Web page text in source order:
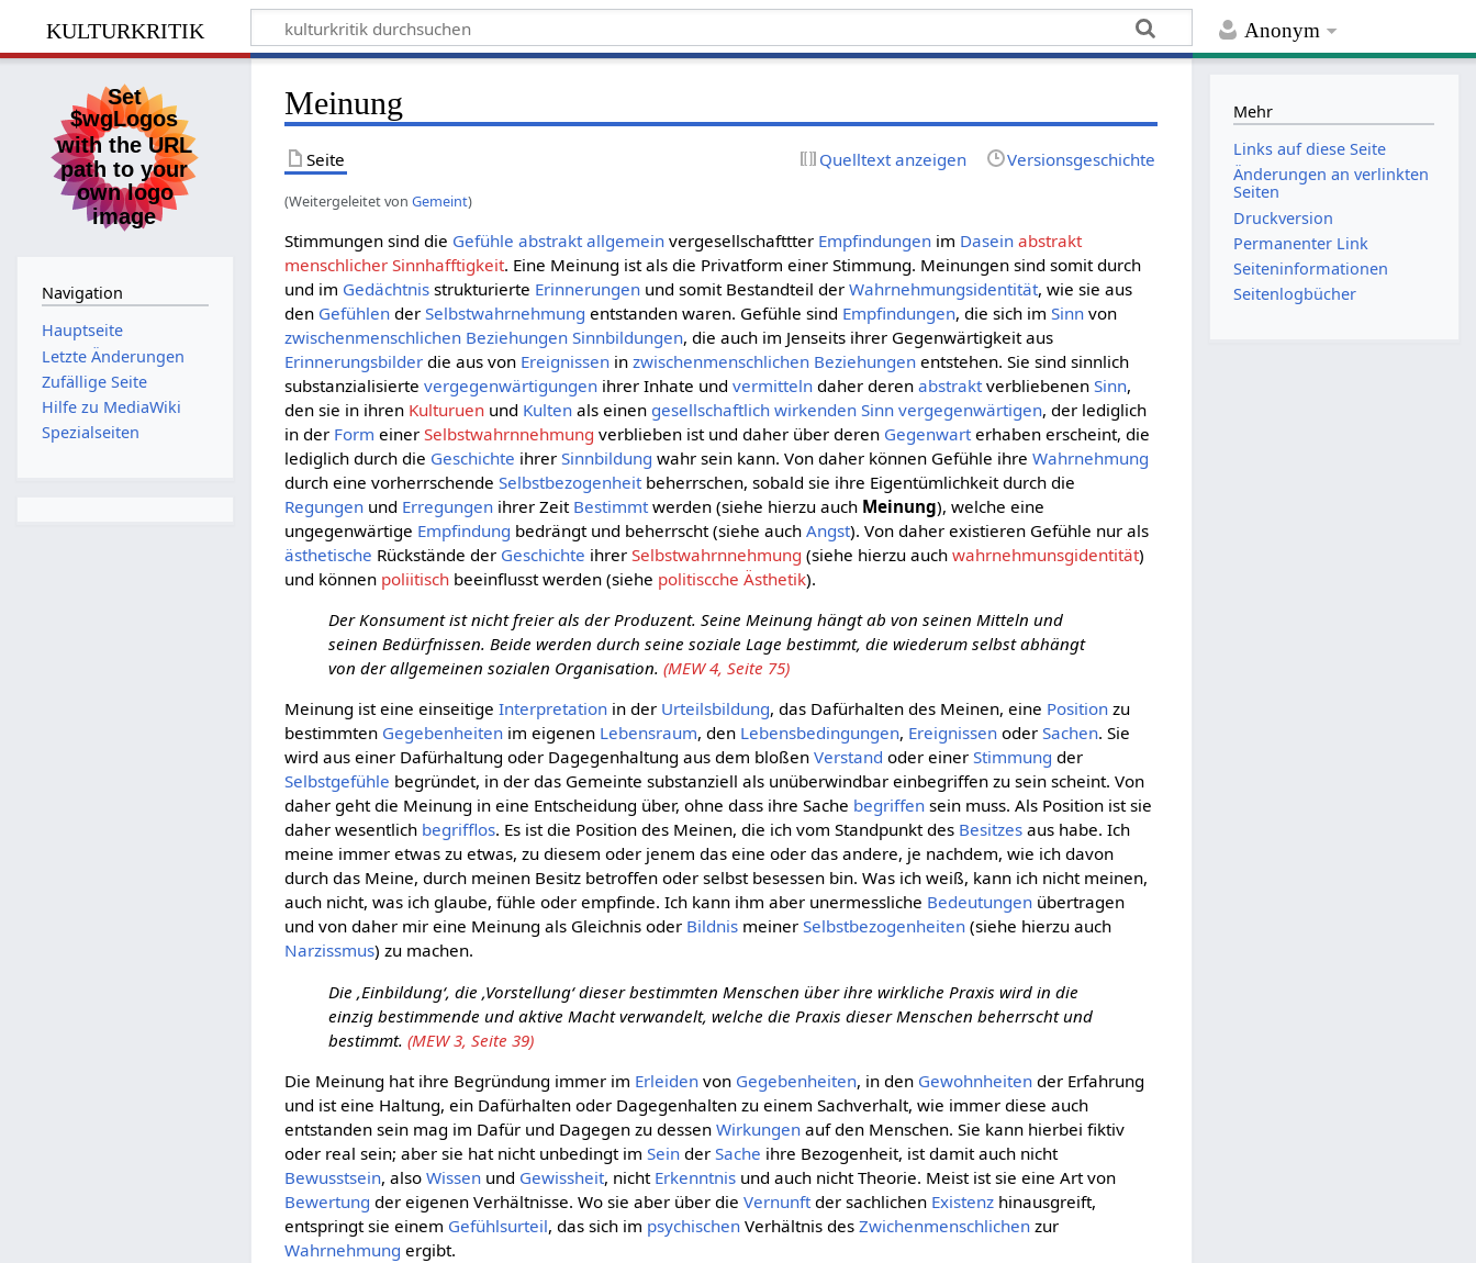
Anonym
kulturkritik
Meinung
Seite Quelltext anzeigen Versionsgeschichte
(Weitergeleitet vonGemeint)
Stimmungen sind die Gefühle abstrakt allgemein vergesellschafttter Empfindungen im Dasein abstrakt
menschlicher Sinnhafftigkeit. Eine Meinung ist als die Privatform einer Stimmung. Meinungen sind somit durch
und im Gedächtnis strukturierte Erinnerungen und somit Bestandteil derWahrnehmungsidentität, wie sie aus
den Gefühlen derSelbstwahrnehmung entstanden waren. Gefühle sind Empfindungen, die sich imSinn von
zwischenmenschlichen Beziehungen Sinnbildungen, die auch im Jenseits ihrer Gegenwärtigkeit aus
Erinnerungsbilder die aus von Ereignissen inzwischenmenschlichen Beziehungen entstehen. Sie sind sinnlich
substanzialisiertevergegenwärtigungen ihrer Inhate undvermitteln daher derenabstrakt verbliebenenSinn,
den sie in ihren Kulturuen und Kulten als einen gesellschaftlich wirkenden Sinn vergegenwärtigen, der lediglich
in der Form einerSelbstwahrnnehmung verblieben ist und daher über deren Gegenwart erhaben erscheint, die
lediglich durch die Geschichte ihrerSinnbildung wahr sein kann. Von daher können Gefühle ihreWahrnehmung
durch eine vorherrschendeSelbstbezogenheit beherrschen, sobald sie ihre Eigentümlichkeit durch die
Regungen und Erregungen ihrer Zeit Bestimmt werden (siehe hierzu auch Meinung), welche eine
ungegenwärtige Empfindung bedrängt und beherrscht (siehe auchAngst). Von daher existieren Gefühle nur als
ästhetische Rückstände der Geschichte ihrerSelbstwahrnnehmung (siehe hierzu auchwahrnehmunsgidentität)
und können poliitisch beeinflusst werden (siehe politiscche Ästhetik).
Der Konsument ist nicht freier als der Produzent. Seine Meinung hängt ab von seinen Mitteln und
seinen Bedürfnissen. Beide werden durch seine soziale Lage bestimmt, die wiederum selbst abhängt
von der allgemeinen sozialen Organisation.(MEW 4, Seite 75)
Meinung ist eine einseitigeInterpretation in der Urteilsbildung, das Dafürhalten des Meinen, eine Position zu
bestimmten Gegebenheiten im eigenen Lebensraum, den Lebensbedingungen, Ereignissen oderSachen. Sie
wird aus einer Dafürhaltung oder Dagegenhaltung aus dem bloßenVerstand oder einerStimmung der
Selbstgefühle begründet, in der das Gemeinte substanziell als unüberwindbar einbegriffen zu sein scheint. Von
daher geht die Meinung in eine Entscheidung über, ohne dass ihre Sache begriffen sein muss. Als Position ist sie
daher wesentlich begrifflos. Es ist die Position des Meinen, die ich vom Standpunkt des Besitzes aus habe. Ich
meine immer etwas zu etwas, zu diesem oder jenem das eine oder das andere, je nachdem, wie ich davon
durch das Meine, durch meinen Besitz betroffen oder selbst besessen bin. Was ich weiß, kann ich nicht meinen,
auch nicht, was ich glaube, fühle oder empfinde. Ich kann ihm aber unermessliche Bedeutungen übertragen
und von daher mir eine Meinung als Gleichnis oder Bildnis meinerSelbstbezogenheiten (siehe hierzu auch
Narzissmus) zu machen.
Die ‚Einbildung‘, die ‚Vorstellung‘ dieser bestimmten Menschen über ihre wirkliche Praxis wird in die
einzig bestimmende und aktive Macht verwandelt, welche die Praxis dieser Menschen beherrscht und
bestimmt.(MEW 3, Seite 39)
Die Meinung hat ihre Begründung immer im Erleiden von Gegebenheiten, in den Gewohnheiten der Erfahrung
und ist eine Haltung, ein Dafürhalten oder Dagegenhalten zu einem Sachverhalt, wie immer diese auch
entstanden sein mag im Dafür und Dagegen zu dessenWirkungen auf den Menschen. Sie kann hierbei fiktiv
oder real sein; aber sie hat nicht unbedingt imSein derSache ihre Bezogenheit, ist damit auch nicht
Bewusstsein, alsoWissen und Gewissheit, nicht Erkenntnis und auch nicht Theorie. Meist ist sie eine Art von
Bewertung der eigenen Verhältnisse. Wo sie aber über dieVernunft der sachlichen Existenz hinausgreift,
entspringt sie einem Gefühlsurteil, das sich im psychischen Verhältnis desZwichenmenschlichen zur
Wahrnehmung ergibt.
Navigation
Hauptseite
Letzte Änderungen
Zufällige Seite
Hilfe zu MediaWiki
Spezialseiten
Mehr
Links auf diese Seite
Änderungen an verlinkten
Seiten
Druckversion
Permanenter Link
Seiten­­informationen
Seitenlogbücher